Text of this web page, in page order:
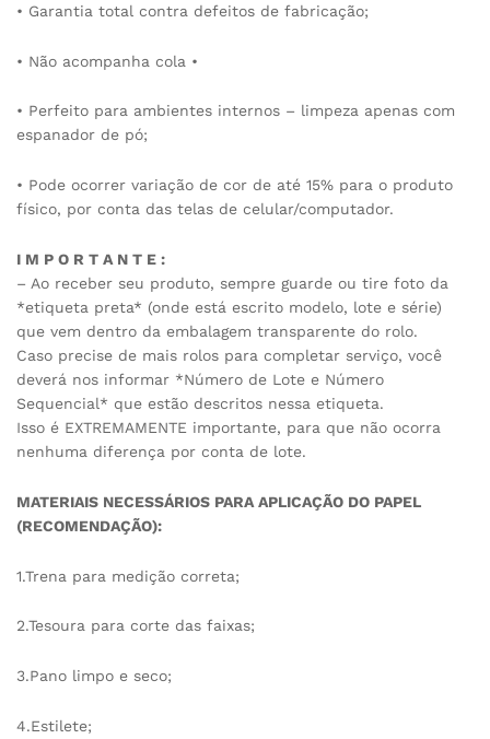
• Garantia total contra defeitos de fabricação;
• Não acompanha cola •
• Perfeito para ambientes internos – limpeza apenas com
espanador de pó;
• Pode ocorrer variação de cor de até 15% para o produto
físico, por conta das telas de celular/computador.
I M P O R T A N T E :
– Ao receber seu produto, sempre guarde ou tire foto da
*etiqueta preta* (onde está escrito modelo, lote e série)
que vem dentro da embalagem transparente do rolo.
Caso precise de mais rolos para completar serviço, você
deverá nos informar *Número de Lote e Número
Sequencial* que estão descritos nessa etiqueta.
Isso é EXTREMAMENTE importante, para que não ocorra
nenhuma diferença por conta de lote.
MATERIAIS NECESSÁRIOS PARA APLICAÇÃO DO PAPEL
(RECOMENDAÇÃO):
1.Trena para medição correta;
2.Tesoura para corte das faixas;
3.Pano limpo e seco;
4.Estilete;